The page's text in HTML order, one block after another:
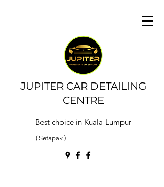
JUPITER CAR DETAILING
CENTRE
Best choice in Kuala Lumpur
( Setapak )